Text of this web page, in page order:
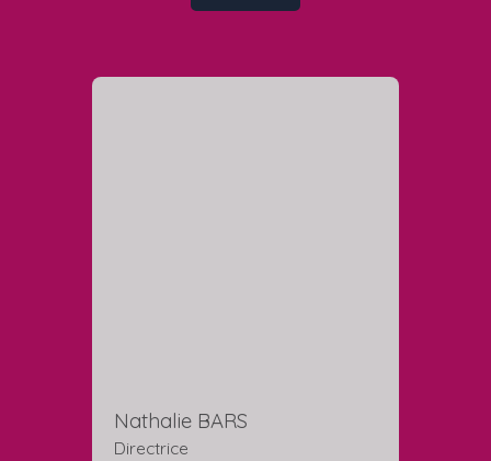
Nathalie BARS
Directrice